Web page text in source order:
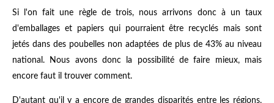
Si l'on fait une règle de trois, nous arrivons donc à un taux
d'emballages et papiers qui pourraient être recyclés mais sont
jetés dans des poubelles non adaptées de plus de 43% au niveau
national. Nous avons donc la possibilité de faire mieux, mais
encore faut il trouver comment.
D'autant qu'il y a encore de grandes disparités entre les régions,